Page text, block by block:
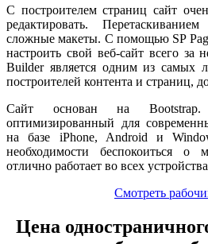
С построителем страниц сайт
редактировать.
сложные макеты. С помощью SP
настроить свой веб-сайт всего за
Builder является одним из
построителей контента и страниц,
Сайт основан на
оптимизированный для
на базе iPhone, Android и
необходимости беспокоиться
отлично работает во всех
Смотреть
Цена